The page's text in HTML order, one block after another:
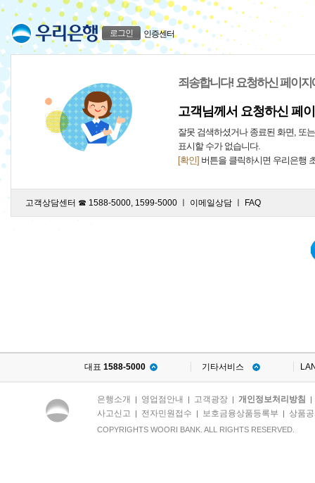
로그인 인증센터
죄송합니다! 요청하신 페이
고객님께서 요청하신 페
잘못 검색하셨거나 종료된 화면, 또
표시할 수가 없습니다.
[확인] 버튼을 클릭하시면 우리은행
고객상담센터 ☎ 1588-5000, 1599-5000 ㅣ 이메일상담 FAQ
대표 1588-5000 기타서비스
은행소개 | 영업점안내 | 고객광장| 개인정보처리방침
사고신고 | 전자민원접수 | 보호금융상품등록부 | 상품
COPYRIGHTS WOORI BANK. ALL RIGHTS RESERVED.